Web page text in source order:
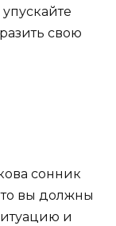
свою
сонник
вы должны
и